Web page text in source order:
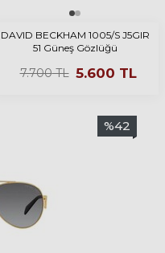
DAVID BECKHAM 1005/S J5GIR
51 Güneş Gözlüğü
7.700TL 5.600 TL
%42